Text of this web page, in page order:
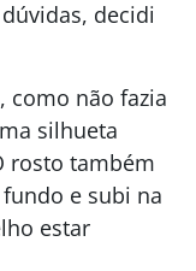
decidi
como não fazia
silhueta
rosto também
e subi na
estar